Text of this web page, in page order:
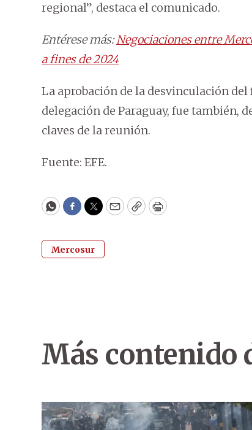
regional”, destaca el comunicado.
Entérese más:Negociaciones entre
a fines de 2024
La aprobación de la desvinculación
delegación de Paraguay, fue también,
claves de la reunión.
Fuente: EFE.
WhatsApp
Facebook
Twitter
EmailCopyPrint
Mercosur
Más contenido